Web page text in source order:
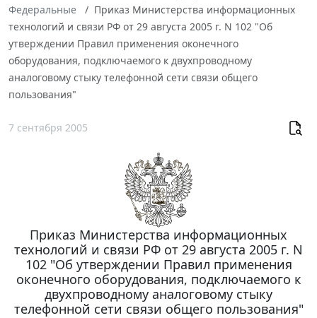
Федеральные
Приказ Министерства информационных
технологий и связи РФ от 29 августа 2005 г. N 102 "Об
утверждении Правил применения оконечного
оборудования, подключаемого к двухпроводному
аналоговому стыку телефонной сети связи общего
пользования"
7 сентября 2005
Приказ Министерства информационных
технологий и связи РФ от 29 августа 2005 г. N
102 "Об утверждении Правил применения
оконечного оборудования, подключаемого к
двухпроводному аналоговому стыку
телефонной сети связи общего пользования"